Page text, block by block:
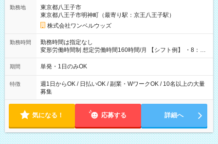
勤務地
東京都八王子市
東京都八王子市明神町（最寄り駅：京王八王子駅）
株式会社ワンベルウッズ
勤務時間
勤務時間は指定なし
変形労働時間制 想定労働時間160時間/月 【シフト例】 ・8：00
～21：00
期間 単発・1日のみOK
特徴
週1日からOK / 日払いOK / 副業・WワークOK / 10名以上の大量
募集
気になる！ 応募する 詳細へ